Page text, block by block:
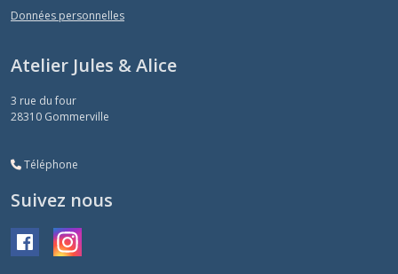
Données personnelles
Atelier Jules & Alice
3 rue du four
28310 Gommerville
Téléphone
Suivez nous